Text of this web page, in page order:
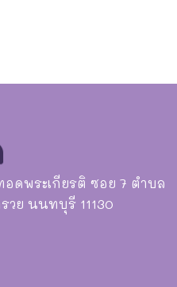
ดพระเกียรติ ซอย 7 ตำบล
วย นนทบุรี 11130